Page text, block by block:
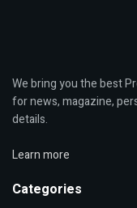
We bring you the best
for news, magazine,
details.
Learn more
Categories